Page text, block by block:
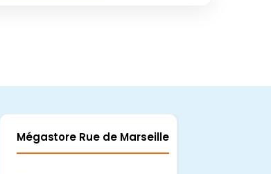
Mégastore Rue de Marseille